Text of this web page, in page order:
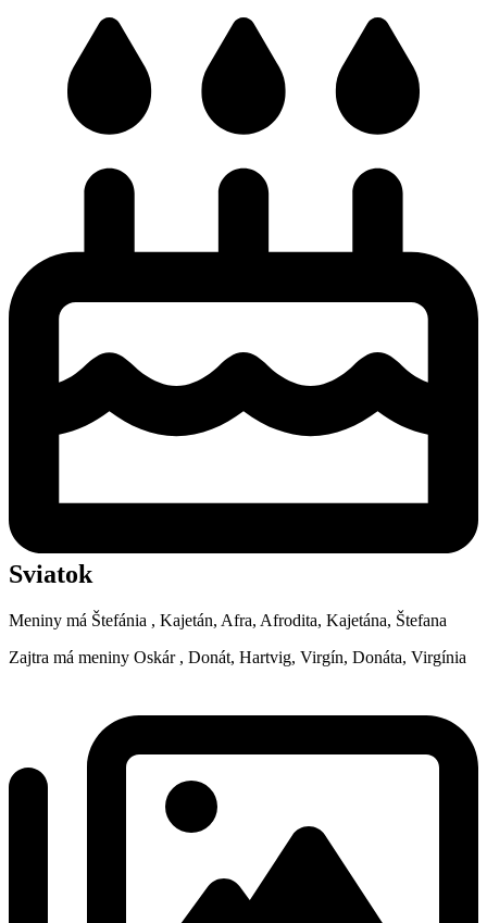
Sviatok
Meniny má Štefánia , Kajetán, Afra, Afrodita, Kajetána, Štefana
Zajtra má meniny Oskár , Donát, Hartvig, Virgín, Donáta, Virgínia